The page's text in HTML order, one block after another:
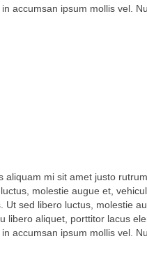
accumsan ipsum mollis vel.
mi sit amet justo
molestie augue et,
sed libero luctus, molestie
libero aliquet, porttitor lacus
accumsan ipsum mollis vel.